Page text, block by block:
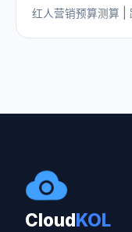
红人营销预算测算 |
CloudKOL